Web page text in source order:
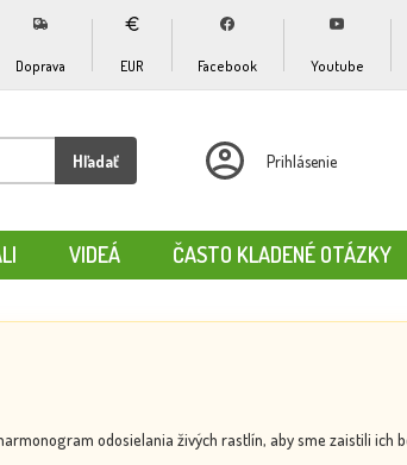
Doprava EUR Facebook Youtube
Hľadať Prihlásenie
VIDEÁ ČASTO KLADENÉ OTÁZKY
odosielania živých rastlín, aby sme zaistili ich